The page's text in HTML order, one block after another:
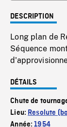
DESCRIPTION
Long plan de
Séquence
DÉTAILS
Chute de
Lieu: Resolute
Année:1954